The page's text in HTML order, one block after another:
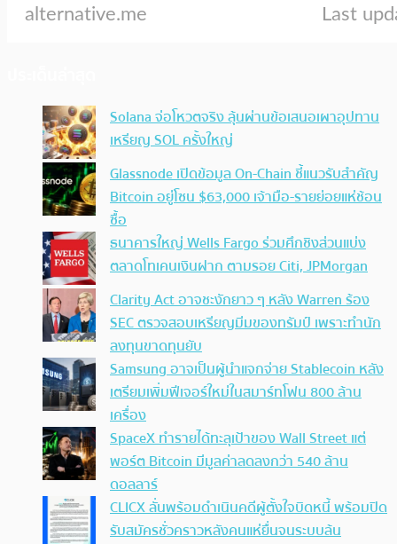
Solana จ่อโหวตจริง ลุ้นผ่านข้อเสนอเผาอุปทาน
เหรียญ SOL ครั้งใหญ่
Glassnode เปิดข้อมูล On-Chain ชี้แนวรับสำคัญ
Bitcoin อยู่โซน $63,000 เจ้ามือ-รายย่อยแห่ช้อน
ซื้อ
ธนาคารใหญ่ Wells Fargo ร่วมศึกชิงส่วนแบ่ง
ตลาดโทเคนเงินฝาก ตามรอย Citi, JPMorgan
Clarity Act อาจชะงักยาว ๆ หลัง Warren ร้อง
SEC ตรวจสอบเหรียญมีมของทรัมป์ เพราะทำนัก
ลงทุนขาดทุนยับ
Samsung อาจเป็นผู้นำแจกจ่าย Stablecoin หลัง
เตรียมเพิ่มฟีเจอร์ใหม่ในสมาร์ทโฟน 800 ล้าน
เครื่อง
SpaceX ทำรายได้ทะลุเป้าของ Wall Street แต่
พอร์ต Bitcoin มีมูลค่าลดลงกว่า 540 ล้าน
ดอลลาร์
CLICX ลั่นพร้อมดำเนินคดีผู้ตั้งใจบิดหนี้ พร้อมปิด
รับสมัครชั่วคราวหลังคนแห่ยื่นจนระบบล้น